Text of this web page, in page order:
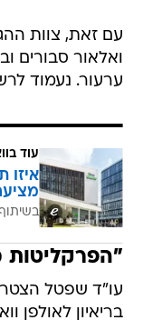
עם זאת, צוות
ואלאור סבורים
ערעור. נעמוד
עוד
איזו
"הפרקליטות
עו"ד שפטל